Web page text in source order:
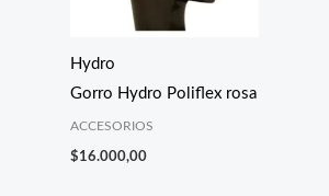
Hydro
Gorro Hydro Poliflex rosa
ACCESORIOS
$16.000,00